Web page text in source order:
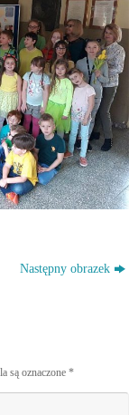
Następny obrazek
są oznaczone *